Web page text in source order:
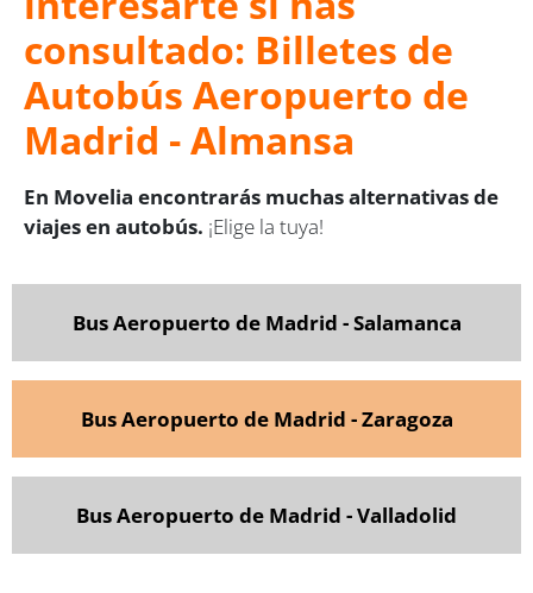
consultado: Billetes de
Autobús Aeropuerto de
Madrid - Almansa
En Movelia encontrarás muchas alternativas de
viajes en autobús. ¡Elige la tuya!
Bus Aeropuerto de Madrid - Salamanca
Bus Aeropuerto de Madrid - Zaragoza
Bus Aeropuerto de Madrid - Valladolid